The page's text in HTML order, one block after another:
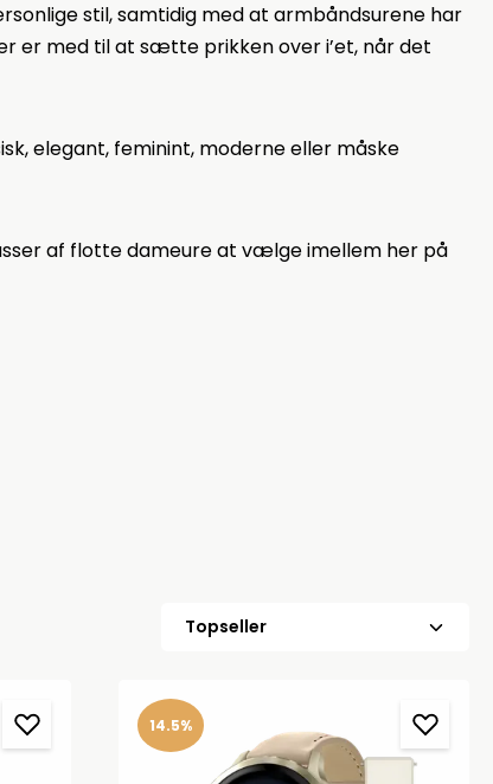
stil, samtidig med at armbåndsurene har
er med til at sætte prikken over i’et, når det
elegant, feminint, moderne eller måske
af flotte dameure at vælge imellem her på
14.5%